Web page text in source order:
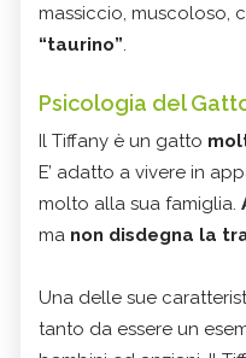
massiccio, muscoloso,
“taurino”.
Psicologia del
Il Tiffany è un gatto
E’ adatto a vivere in
molto alla sua famiglia.
ma non disdegna la
Una delle sue
tanto da essere un